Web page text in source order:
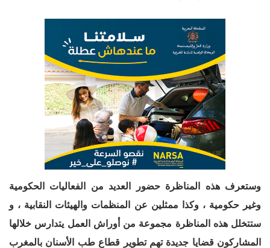
وستعرف هذه المناظرة حضور العديد من الفعاليات الحكومية
وغير حكومية ، وكذا ممثلين عن المنظمات والهيئات النقابية ، و
ستتخلل هذه المناظرة مجموعة من أوراش العمل يتدارس خلالها
المشاركون قضايا جديدة تهم تطوير قطاع طب الأسنان بالمغرب